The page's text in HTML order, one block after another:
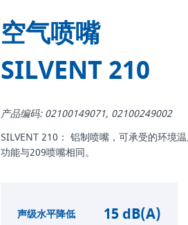
空气喷嘴
SILVENT 210
产品编码: 02100149071, 02100249002
SILVENT 210： 铝制喷嘴，可承受的环境
功能与209喷嘴相同。
声级水平降低 15 dB(A)